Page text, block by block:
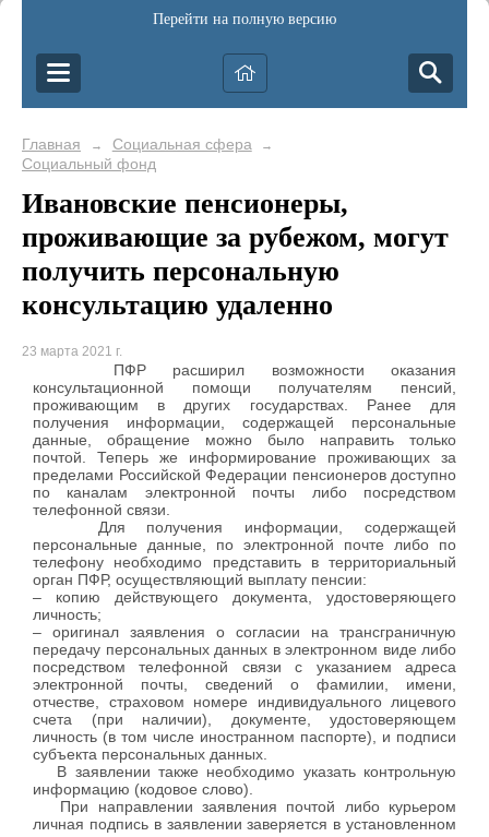
Перейти на полную версию
Главная → Социальная сфера →
Социальный фонд
Ивановские пенсионеры,
проживающие за рубежом, могут
получить персональную
консультацию удаленно
23 марта 2021 г.
ПФР расширил возможности оказания
консультационной помощи получателям пенсий,
проживающим в других государствах. Ранее для
получения информации, содержащей персональные
данные, обращение можно было направить только
почтой. Теперь же информирование проживающих за
пределами Российской Федерации пенсионеров доступно
по каналам электронной почты либо посредством
телефонной связи.
Для получения информации, содержащей
персональные данные, по электронной почте либо по
телефону необходимо представить в территориальный
орган ПФР, осуществляющий выплату пенсии:
– копию действующего документа, удостоверяющего
личность;
– оригинал заявления о согласии на трансграничную
передачу персональных данных в электронном виде либо
посредством телефонной связи с указанием адреса
электронной почты, сведений о фамилии, имени,
отчестве, страховом номере индивидуального лицевого
счета (при наличии), документе, удостоверяющем
личность (в том числе иностранном паспорте), и подписи
субъекта персональных данных.
В заявлении также необходимо указать контрольную
информацию (кодовое слово).
При направлении заявления почтой либо курьером
личная подпись в заявлении заверяется в установленном